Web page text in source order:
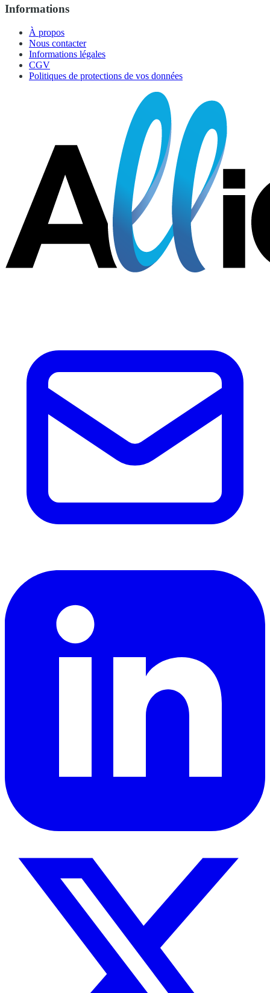
Informations
À propos
Nous contacter
Informations légales
CGV
Politiques de protections de vos données